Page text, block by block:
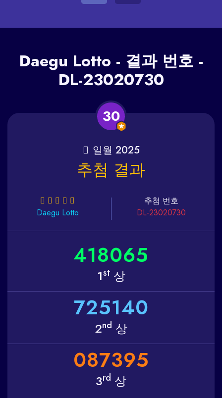
Daegu Lotto - 결과 번호 -
DL-23020730
30
일월 2025
추첨 결과
Daegu Lotto
추첨 번호
DL-23020730
418065
1st상
725140
2nd 상
087395
3rd 상